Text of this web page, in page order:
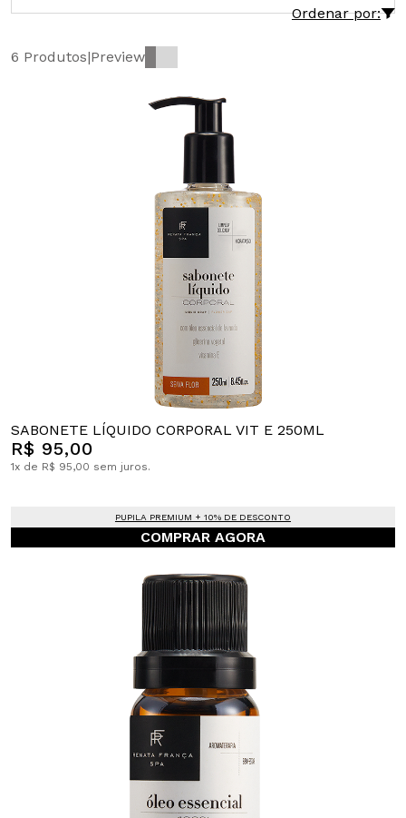
Ordenar por:
6 Produtos|Preview
SABONETE LÍQUIDO CORPORAL VIT E 250ML
R$ 95,00
1x de R$ 95,00 sem juros.
PUPILA PREMIUM + 10% DE DESCONTO
COMPRAR AGORA